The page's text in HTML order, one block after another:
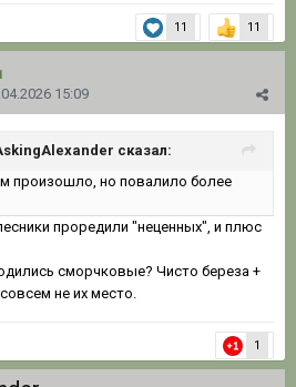
11 11
15:09
сказал:
произошло, но повалило более
проредили "неценных", и плюс
сморчковые? Чисто береза +
не их место.
1